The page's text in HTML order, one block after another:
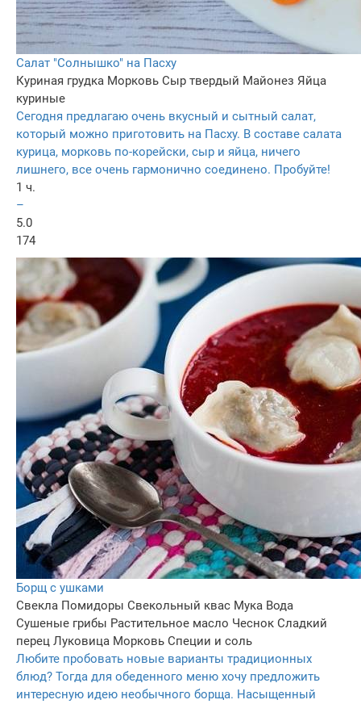
Салат "Солнышко" на Пасху
Куриная грудка Морковь Сыр твердый Майонез Яйца
куриные
Сегодня предлагаю очень вкусный и сытный салат,
который можно приготовить на Пасху. В составе салата
курица, морковь по-корейски, сыр и яйца, ничего
лишнего, все очень гармонично соединено. Пробуйте!
1 ч.
–
5.0
174
Борщ с ушками
Свекла Помидоры Свекольный квас Мука Вода
Сушеные грибы Растительное масло Чеснок Сладкий
перец Луковица Морковь Специи и соль
Любите пробовать новые варианты традиционных
блюд? Тогда для обеденного меню хочу предложить
интересную идею необычного борща. Насыщенный